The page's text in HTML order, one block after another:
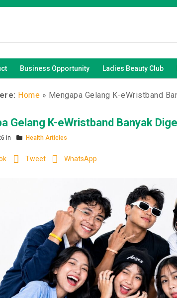
Business Opportunity Ladies Beauty Club
Home » Mengapa Gelang K-eWristband
Gelang K-eWristband Banyak
in Health Articles
Tweet WhatsApp